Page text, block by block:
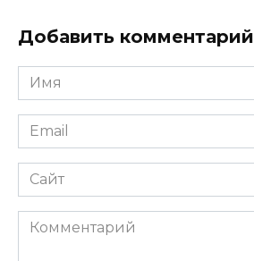
Добавить комментарий
Имя
*
Email
*
Сайт
Комментарий